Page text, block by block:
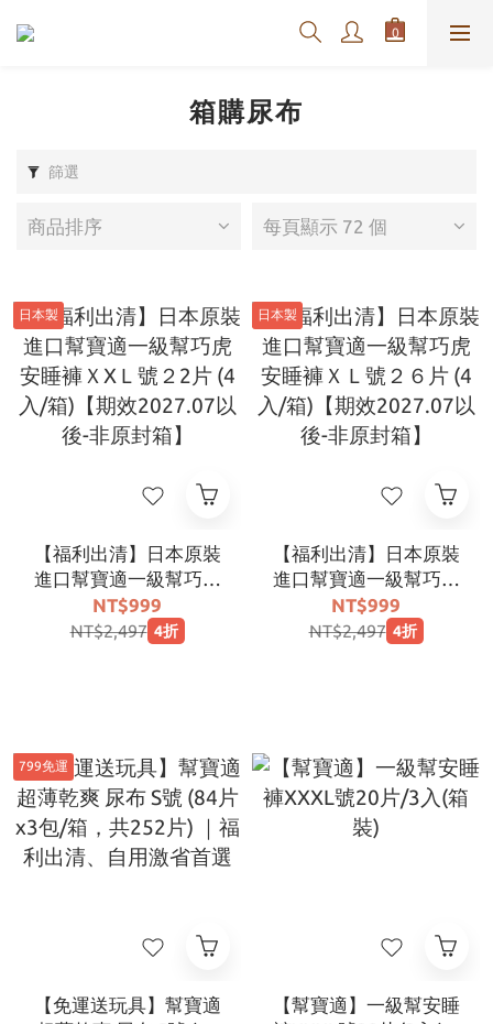
箱購尿布
篩選
商品排序 每頁顯示 72 個
日本製
【福利出清】日本原裝
進口幫寶適一級幫巧虎
安睡褲ＸXＬ號２2片 (4
入/箱)【期效2027.07
NT$999
NT$2,497 4折
日本製
【福利出清】日本原裝
進口幫寶適一級幫巧虎
安睡褲ＸＬ號２６片 (4
入/箱)【期效2027.07
NT$999
NT$2,497 4折
799免運
【免運送玩具】幫寶適
【幫寶適】一級幫安睡